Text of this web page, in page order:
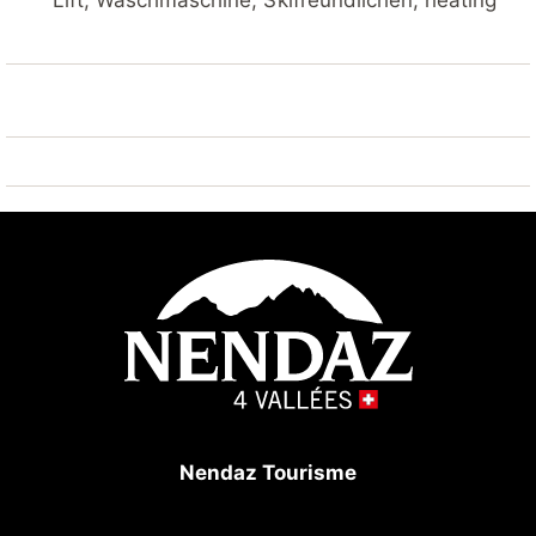
Nendaz Tourisme